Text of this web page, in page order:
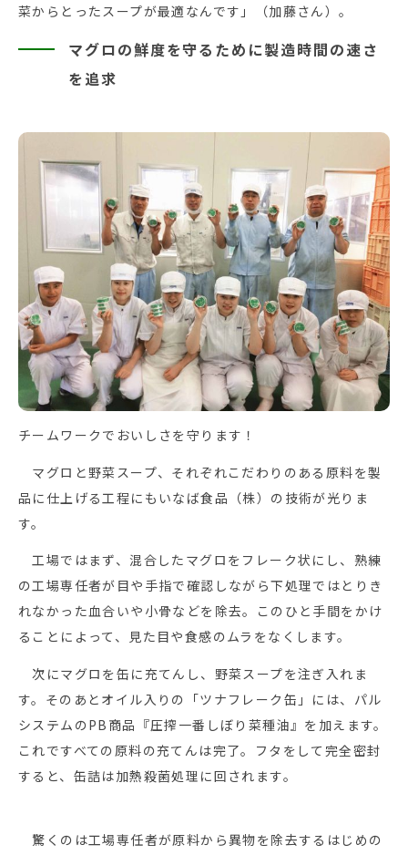
菜からとったスープが最適なんです」（加藤さん）。
マグロの鮮度を守るために製造時間の速さ
を追求
チームワークでおいしさを守ります！
マグロと野菜スープ、それぞれこだわりのある原料を製
品に仕上げる工程にもいなば食品（株）の技術が光りま
す。
工場ではまず、混合したマグロをフレーク状にし、熟練
の工場専任者が目や手指で確認しながら下処理ではとりき
れなかった血合いや小骨などを除去。このひと手間をかけ
ることによって、見た目や食感のムラをなくします。
次にマグロを缶に充てんし、野菜スープを注ぎ入れま
す。そのあとオイル入りの「ツナフレーク缶」には、パル
システムのPB商品『圧搾一番しぼり菜種油』を加えます。
これですべての原料の充てんは完了。フタをして完全密封
すると、缶詰は加熱殺菌処理に回されます。
驚くのは工場専任者が原料から異物を除去するはじめの